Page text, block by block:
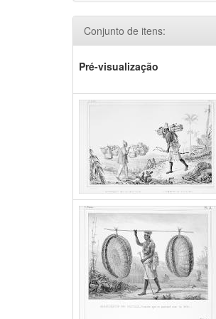
Conjunto de itens:
Pré-visualização